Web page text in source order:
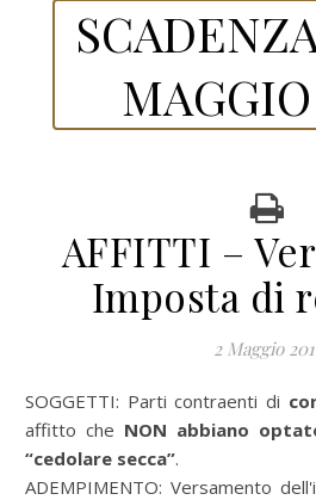
AFFITTI –
Imposta di
2 Maggio
SOGGETTI: Parti contraenti di
affitto che NON abbiano
“cedolare secca”.
ADEMPIMENTO: Versamento